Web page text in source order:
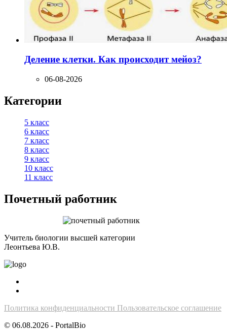
Деление клетки. Как происходит мейоз?
06-08-2026
Категории
5 класс
6 класс
7 класс
8 класс
9 класс
10 класс
11 класс
Почетный работник
Учитель биологии высшей категории
Леонтьева Ю.В.
Политика конфиденциальности Пользовательское соглашение
© 06.08.2026 - PortalBio